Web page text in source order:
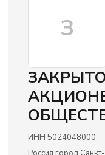
З
ИНН 5024048000